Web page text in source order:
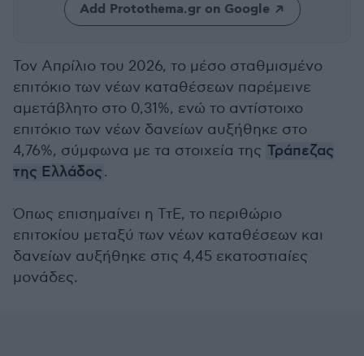
Add Protothema.gr on Google
Τον Απρίλιο του 2026, το μέσο σταθμισμένο
επιτόκιο των νέων καταθέσεων παρέμεινε
αμετάβλητο στο 0,31%, ενώ το αντίστοιχο
επιτόκιο των νέων δανείων αυξήθηκε στο
4,76%, σύμφωνα με τα στοιχεία της Τράπεζας
της Ελλάδος.
Όπως επισημαίνει η ΤτΕ, το περιθώριο
επιτοκίου μεταξύ των νέων καταθέσεων και
δανείων αυξήθηκε στις 4,45 εκατοστιαίες
μονάδες.